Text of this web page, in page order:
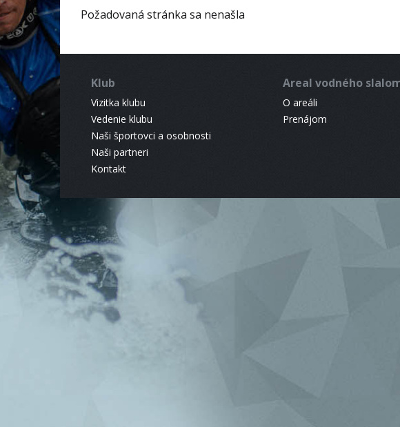
Požadovaná stránka sa nenašla
Klub
Vizitka klubu
Vedenie klubu
Naši športovci a osobnosti
Naši partneri
Kontakt
Areal vodného
O areáli
Prenájom